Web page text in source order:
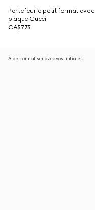
Portefeuille petit format avec
plaque Gucci
CA$775
À personnaliser avec vos initiales